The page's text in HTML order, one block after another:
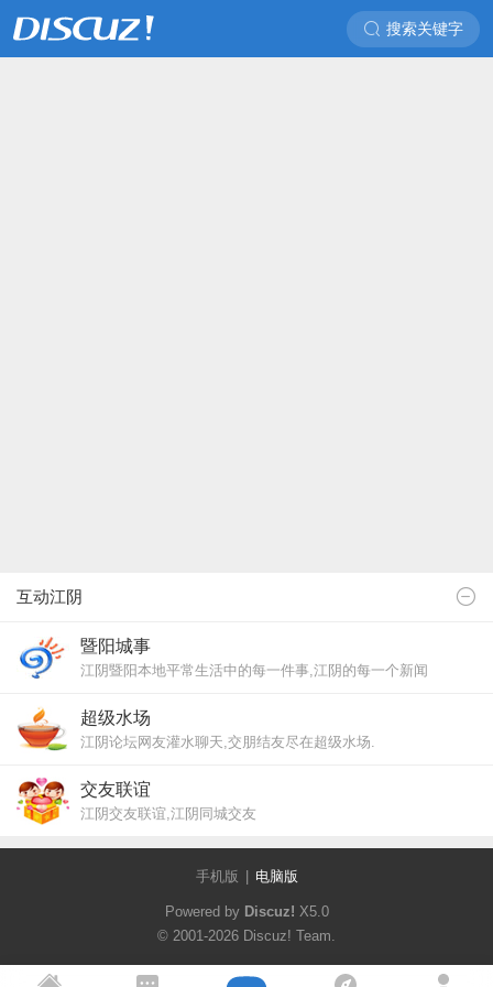
搜索关键字
互动江阴
暨阳城事
江阴暨阳本地平常生活中的每一件事,江阴的每一个新闻
超级水场
江阴论坛网友灌水聊天,交朋结友尽在超级水场.
交友联谊
江阴交友联谊,江阴同城交友
手机版 电脑版
Powered by Discuz! X5.0
© 2001-2026 Discuz! Team.